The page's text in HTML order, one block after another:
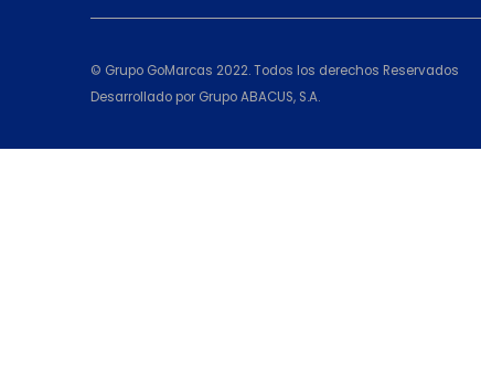
© Grupo GoMarcas 2022. Todos los derechos Reservados
Desarrollado por Grupo ABACUS, S.A.